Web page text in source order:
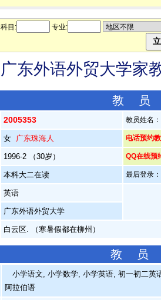
科目: 专业:
广东外语外贸大学家
教
2005353 教员姓名
女 广东珠海人 电话预约
1996-2 （30岁） QQ在线预
本科大二在读 最后登录
英语
广东外语外贸大学
白云区. （寒暑假都在柳州）
教 员
小学语文, 小学数学, 小学英语, 初一初二英
阿拉伯语